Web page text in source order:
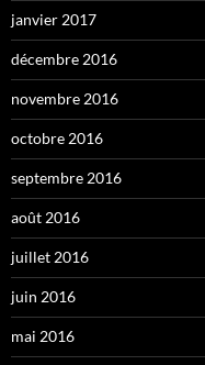
janvier 2017
décembre 2016
novembre 2016
octobre 2016
septembre 2016
août 2016
juillet 2016
juin 2016
mai 2016